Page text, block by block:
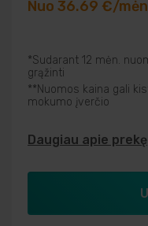
Nuo 36.69 €/
*Sudarant 12 mėn.
grąžinti
**Nuomos kaina gali
mokumo įverčio
Daugiau apie prekę